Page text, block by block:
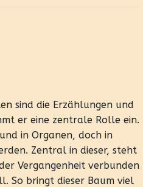
sind die Erzählungen und
er eine zentrale Rolle ein.
in Organen, doch in
Zentral in dieser, steht
Vergangenheit verbunden
So bringt dieser Baum viel